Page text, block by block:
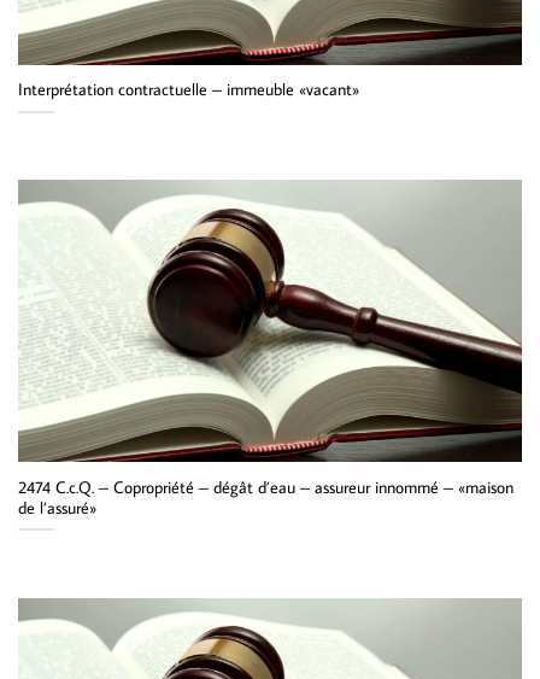
Interprétation contractuelle – immeuble «vacant»
2474 C.c.Q. – Copropriété – dégât d’eau – assureur innommé – «maison
de l’assuré»